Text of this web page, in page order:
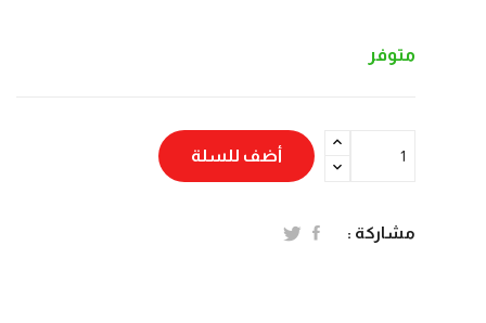
متوفر
أضف للسلة
مشاركة :